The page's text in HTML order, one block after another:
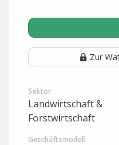
Zur
Sektor:
Landwirtschaft &
Forstwirtschaft
Geschäftsmodell: